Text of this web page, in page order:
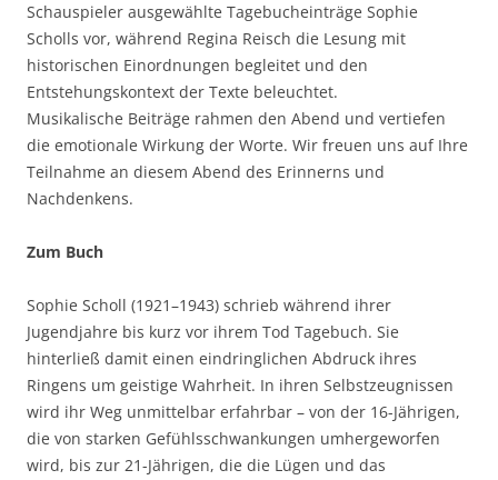
Schauspieler ausgewählte Tagebucheinträge Sophie
Scholls vor, während Regina Reisch die Lesung mit
historischen Einordnungen begleitet und den
Entstehungskontext der Texte beleuchtet.
Musikalische Beiträge rahmen den Abend und vertiefen
die emotionale Wirkung der Worte. Wir freuen uns auf Ihre
Teilnahme an diesem Abend des Erinnerns und
Nachdenkens.
Zum Buch
Sophie Scholl (1921–1943) schrieb während ihrer
Jugendjahre bis kurz vor ihrem Tod Tagebuch. Sie
hinterließ damit einen eindringlichen Abdruck ihres
Ringens um geistige Wahrheit. In ihren Selbstzeugnissen
wird ihr Weg unmittelbar erfahrbar – von der 16-Jährigen,
die von starken Gefühlsschwankungen umhergeworfen
wird, bis zur 21-Jährigen, die die Lügen und das